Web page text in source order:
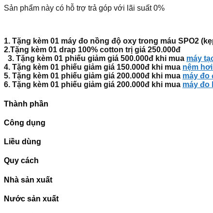
Sản phẩm này có hỗ trợ trả góp với lãi suất 0%
1. Tặng kèm 01 máy đo nồng độ oxy trong máu SPO2
2.Tặng kèm 01 drap 100% cotton trị giá 250.000đ
3. Tặng kèm 01 phiếu giảm giá 500.000đ khi mua máy
4. Tặng kèm 01 phiếu giảm giá 150.000đ khi mua nệm
5. Tặng kèm 01 phiếu giảm giá 200.000đ khi mua máy đo
6. Tặng kèm 01 phiếu giảm giá 200.000đ khi mua máy đo
Thành phần
Công dụng
Liều dùng
Quy cách
Nhà sản xuất
Nước sản xuất